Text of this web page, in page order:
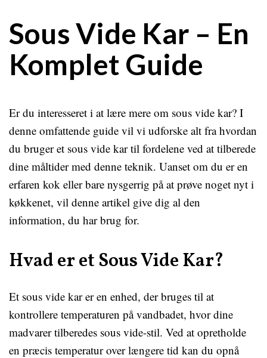
Sous Vide Kar – En
Komplet Guide
Er du interesseret i at lære mere om sous vide kar? I
denne omfattende guide vil vi udforske alt fra hvordan
du bruger et sous vide kar til fordelene ved at tilberede
dine måltider med denne teknik. Uanset om du er en
erfaren kok eller bare nysgerrig på at prøve noget nyt i
køkkenet, vil denne artikel give dig al den
information, du har brug for.
Hvad er et Sous Vide Kar?
Et sous vide kar er en enhed, der bruges til at
kontrollere temperaturen på vandbadet, hvor dine
madvarer tilberedes sous vide-stil. Ved at opretholde
en præcis temperatur over længere tid kan du opnå